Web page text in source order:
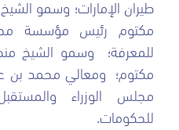
طيران الإمارات؛ وسمو
مكتوم رئيس مؤسسة
للمعرفة؛ وسمو الشيخ
مكتوم؛ ومعالي محمد بن
مجلس الوزراء
للحكومات.